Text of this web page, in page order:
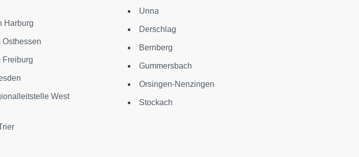
Harburg
Freiburg
West
Unna
Derschlag
Bernberg
Gummersbach
Orsingen-Nenzingen
Stockach